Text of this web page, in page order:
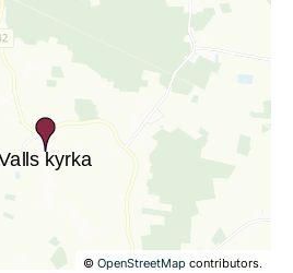
©OpenStreetMap contributors.